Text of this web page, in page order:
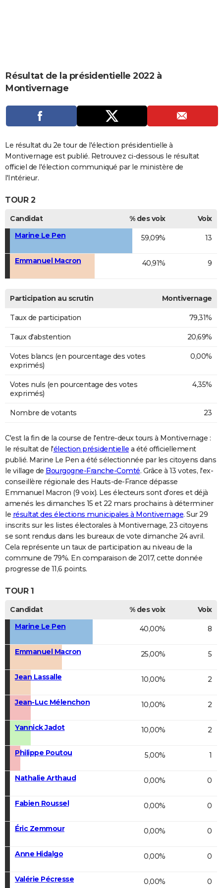
CARTE DE VOEUX
Carte de Noël
Carte Bonne année
Carte Saint-Valentin
Carte Pâques
Carte d'anniversaire
DICTIONNAIRE
Dictionnaire
Biographies
Expressions
Proverbes
PROGRAMME TV
S'inscrire
Se connecter
Lycées
Collèges
Primaires
Universités
Entreprises
Service militaire
Avis de recherche
AVIS DE DÉCÈS
Résultat de la présidentielle 2022 à
Montivernage
Le résultat du 2e tour de l'élection présidentielle à
Montivernage est publié. Retrouvez ci-dessous le résultat
officiel de l'élection communiqué par le ministère de
l'Intérieur.
TOUR 2
Candidat % des voix
Voix
Marine Le Pen
59,09% 13
Emmanuel Macron 40,91% 9
Participation au scrutin Montivernage
Taux de participation 79,31%
Taux d'abstention 20,69%
Votes blancs (en pourcentage des votes
exprimés)
0,00%
Votes nuls (en pourcentage des votes
exprimés)
4,35%
Nombre de votants 23
C'est la fin de la course de l'entre-deux tours à Montivernage :
le résultat de l'élection présidentielle a été officiellement
publié. Marine Le Pen a été sélectionnée par les citoyens dans
le village de Bourgogne-Franche-Comté. Grâce à 13 votes, l'ex-
conseillère régionale des Hauts-de-France dépasse
Emmanuel Macron (9 voix). Les électeurs sont d'ores et déjà
amenés les dimanches 15 et 22 mars prochains à déterminer
le résultat des élections municipales à Montivernage. Sur 29
inscrits sur les listes électorales à Montivernage, 23 citoyens
se sont rendus dans les bureaux de vote dimanche 24 avril.
Cela représente un taux de participation au niveau de la
commune de 79%. En comparaison de 2017, cette donnée
progresse de 11,6 points.
TOUR 1
Candidat % des voix
Voix
Marine Le Pen
40,00% 8
Emmanuel Macron 25,00% 5
Jean Lassalle 10,00% 2
Jean-Luc Mélenchon 10,00% 2
Yannick Jadot 10,00% 2
Philippe Poutou 5,00% 1
Nathalie Arthaud 0,00% 0
Fabien Roussel 0,00% 0
Éric Zemmour 0,00% 0
Anne Hidalgo 0,00% 0
Valérie Pécresse 0,00% 0